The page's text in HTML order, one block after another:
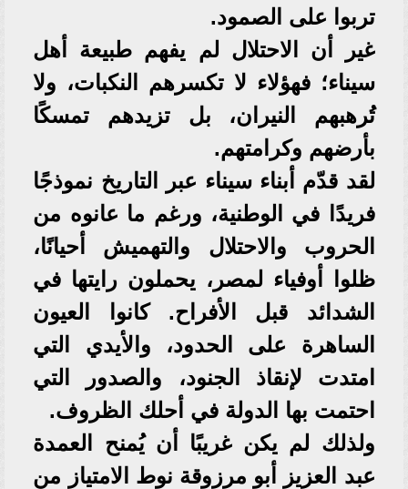
تربوا على الصمود.
غير أن الاحتلال لم يفهم طبيعة أهل
سيناء؛ فهؤلاء لا تكسرهم النكبات، ولا
تُرهبهم النيران، بل تزيدهم تمسكًا
بأرضهم وكرامتهم.
لقد قدّم أبناء سيناء عبر التاريخ نموذجًا
فريدًا في الوطنية، ورغم ما عانوه من
الحروب والاحتلال والتهميش أحيانًا،
ظلوا أوفياء لمصر، يحملون رايتها في
الشدائد قبل الأفراح. كانوا العيون
الساهرة على الحدود، والأيدي التي
امتدت لإنقاذ الجنود، والصدور التي
احتمت بها الدولة في أحلك الظروف.
ولذلك لم يكن غريبًا أن يُمنح العمدة
عبد العزيز أبو مرزوقة نوط الامتياز من